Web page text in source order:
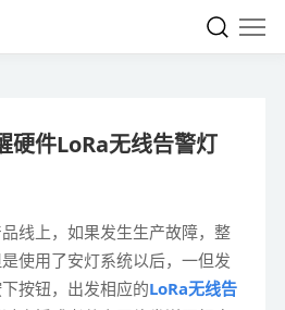
硬件LoRa无线告警灯
线上，如果发生生产故障，整
使用了安灯系统以后，一但发
按钮，出发相应的LoRa无线告